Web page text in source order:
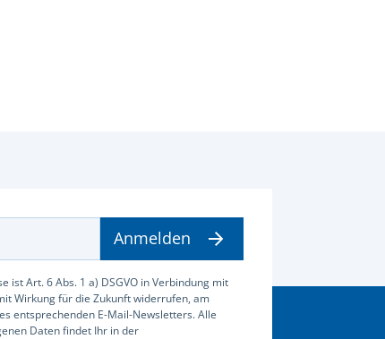
ist Art. 6 Abs. 1 a) DSGVO in Verbindung mit
Wirkung für die Zukunft widerrufen, am
entsprechenden E-Mail-Newsletters. Alle
Daten findet Ihr in der
Anmelden